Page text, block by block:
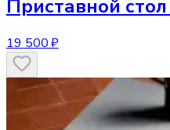
Приставной стол
19 500 ₽